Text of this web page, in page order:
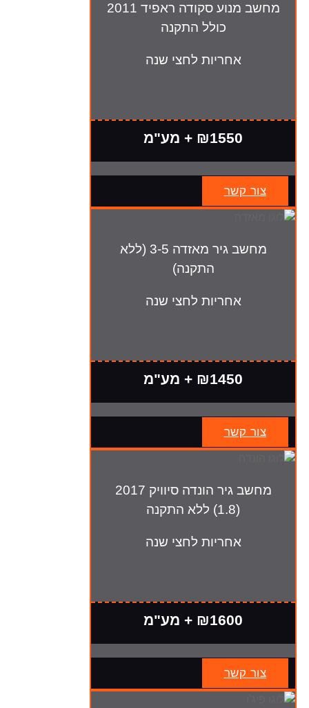
מחשב מנוע סקודה ראפיד 2011
כולל התקנה
אחריות לחצי שנה
₪1550 + מע"מ
צור קשר
מחשב גיר מאזדה 3-5 (ללא
התקנה)
אחריות לחצי שנה
₪1450 + מע"מ
צור קשר
מחשב גיר הונדה סיוויק 2017
(1.8) ללא התקנה
אחריות לחצי שנה
₪1600 + מע"מ
צור קשר